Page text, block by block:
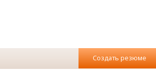
Создать резюме